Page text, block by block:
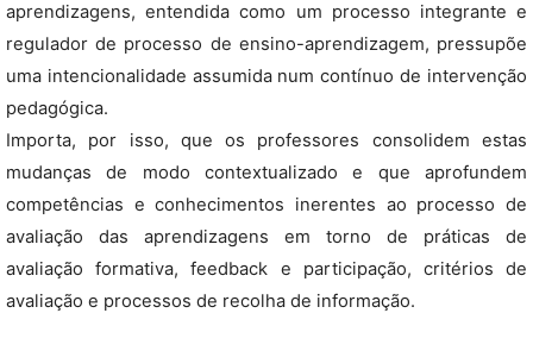
aprendizagens, entendida como um processo integrante e
regulador de processo de ensino-aprendizagem, pressupõe
uma intencionalidade assumida num contínuo de intervenção
pedagógica.
Importa, por isso, que os professores consolidem estas
mudanças de modo contextualizado e que aprofundem
competências e conhecimentos inerentes ao processo de
avaliação das aprendizagens em torno de práticas de
avaliação formativa, feedback e participação, critérios de
avaliação e processos de recolha de informação.